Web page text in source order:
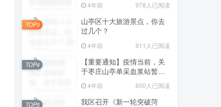
4年前 978人已阅读
山亭区十大旅游景点，你去
过几个？
4年前 911人已阅读
TOP3
【重要通知】疫情当前，关
于枣庄山亭单采血浆站暂停
4年前 600人已阅读
TOP4
我区召开《新一轮突破菏
TOP5